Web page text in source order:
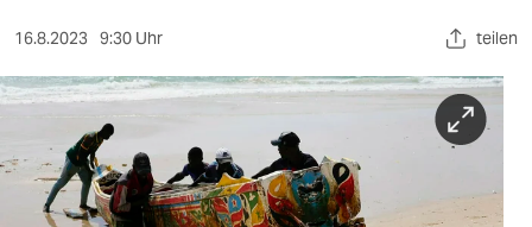
kultur
sport
berlin
nord
16.8.2023 9:30 Uhr teilen